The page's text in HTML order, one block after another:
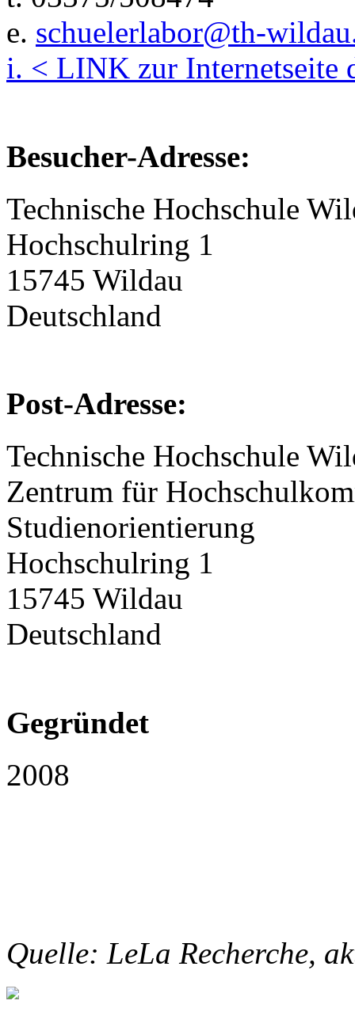
e. schuelerlabor@th-
i. < LINK zur Internetseite
Besucher-Adresse:
Technische Hochschule
Hochschulring 1
15745 Wildau
Deutschland
Post-Adresse:
Technische Hochschule
Zentrum für
Studienorientierung
Hochschulring 1
15745 Wildau
Deutschland
Gegründet
2008
Quelle: LeLa Recherche,